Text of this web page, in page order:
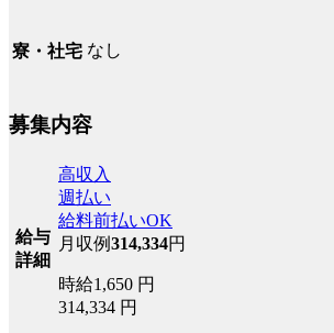
寮・社宅 なし
募集内容
給与
詳細
高収入
週払い
給料前払いOK
月収例314,334円
時給1,650 円
314,334 円